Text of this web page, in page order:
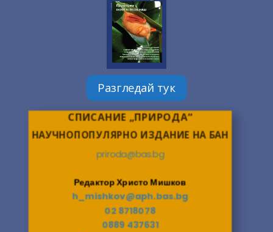
Разгледай тук
СПИСАНИЕ „ПРИРОДА“
НАУЧНОПОПУЛЯРНО ИЗДАНИЕ НА БАН
priroda@bas.bg
Редактор Христо Мишков
h_mishkov@aph.bas.bg
02 8718078
0889 437631